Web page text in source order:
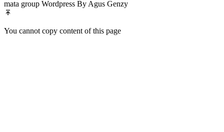
mata group Wordpress By Agus Genzy
You cannot copy content of this page